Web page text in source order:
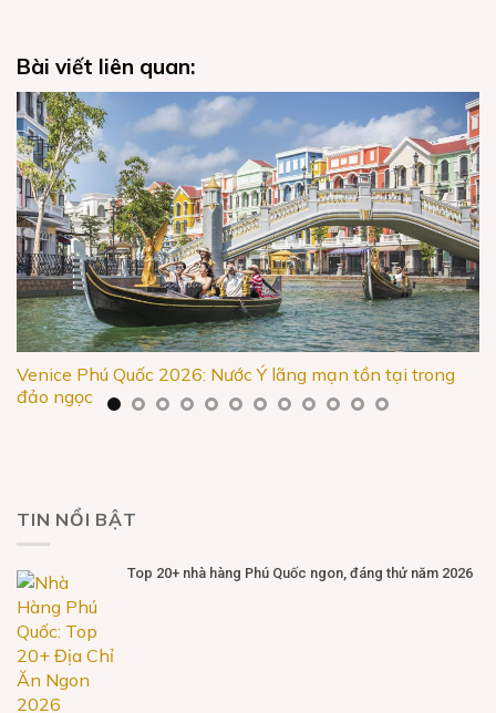
Bài viết liên quan:
Venice Phú Quốc 2026: Nước Ý lãng mạn tồn tại trong
đảo ngọc
TIN NỔI BẬT
Top 20+ nhà hàng Phú Quốc ngon, đáng thử năm 2026